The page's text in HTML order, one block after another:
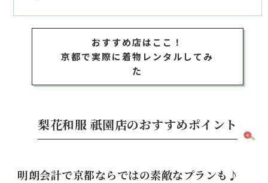
おすすめ店はここ！
京都で実際に着物レンタルしてみ
た
梨花和服 祇園店のおすすめポイント
明朗会計で京都ならではの素敵なプランも♪